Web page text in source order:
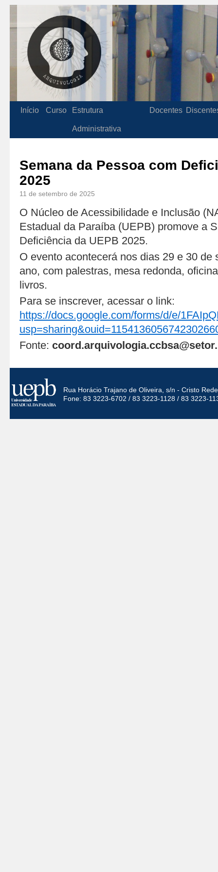
Início Curso Estrutura
Administrativa
Docentes
Semana da Pessoa com
2025
11 de setembro de 2025
O Núcleo de Acessibilidade e Inclusão
Estadual da Paraíba (UEPB) promove a
Deficiência da UEPB 2025.
O evento acontecerá nos dias 29 e 30 de
ano, com palestras, mesa redonda,
livros.
Para se inscrever, acessar o link:
https://docs.google.com/forms/d/e/
Fonte:
Rua Horácio Trajano de Oliveira, s/n - Cristo
Fone: 83 3223-6702 / 83 3223-1128 / 83 3223-